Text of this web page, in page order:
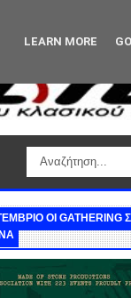
ΟΙ GATHERING
LEARN MORE